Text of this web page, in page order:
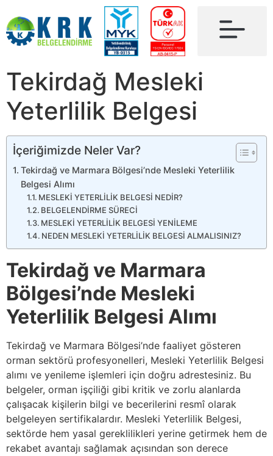
Tekirdağ Mesleki
Yeterlilik Belgesi
İçeriğimizde Neler Var?
Tekirdağ ve Marmara Bölgesi’nde Mesleki Yeterlilik
Belgesi Alımı
MESLEKİ YETERLİLİK BELGESİ NEDİR?
BELGELENDİRME SÜRECİ
MESLEKİ YETERLİLİK BELGESİ YENİLEME
NEDEN MESLEKİ YETERLİLİK BELGESİ ALMALISINIZ?
Tekirdağ ve Marmara
Bölgesi’nde Mesleki
Yeterlilik Belgesi Alımı
Tekirdağ ve Marmara Bölgesi’nde faaliyet gösteren
orman sektörü profesyonelleri, Mesleki Yeterlilik Belgesi
alımı ve yenileme işlemleri için doğru adrestesiniz. Bu
belgeler, orman işçiliği gibi kritik ve zorlu alanlarda
çalışacak kişilerin bilgi ve becerilerini resmî olarak
belgeleyen sertifikalardır. Mesleki Yeterlilik Belgesi,
sektörde hem yasal gereklilikleri yerine getirmek hem de
rekabet avantajı sağlamak açısından son derece